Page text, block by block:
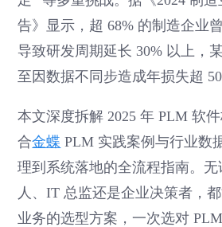
告》显示，超 68% 的制造企业
导致研发周期延长 30% 以上，
至因数据不同步造成年损失超
本文深度拆解 2025 年 PLM 软
合金蝶 PLM 实践案例与行业数
理到系统落地的全流程指南。
人、IT 总监还是企业决策者，
业务的选型方案，一次选对